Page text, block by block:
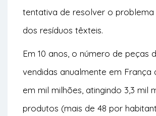
tentativa de resolver o problema
dos resíduos têxteis.
Em 10 anos, o número de peças
vendidas anualmente em França
em mil milhões, atingindo 3,3 mil
produtos (mais de 48 por